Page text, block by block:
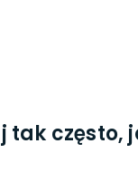
tak często,